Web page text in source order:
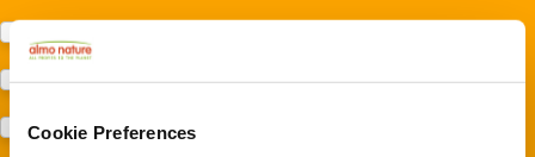
Cookie Preferences
Protezione dei cani e dei gatti (Almo Nature)
Prodotti (Almo Nature)